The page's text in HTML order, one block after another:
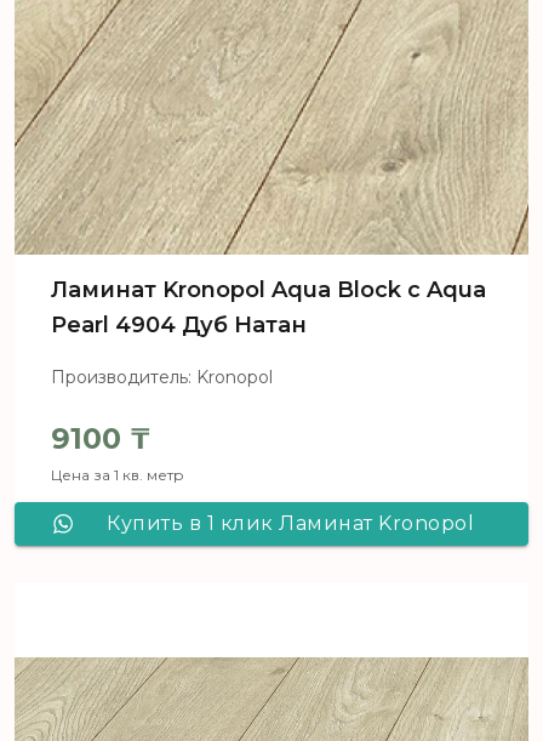
Ламинат Kronopol Aqua Block c Aqua
Pearl 4904 Дуб Натан
Производитель: Kronopol
9100 ₸
Цена за 1 кв. метр
Купить в 1 клик Ламинат Kronopol